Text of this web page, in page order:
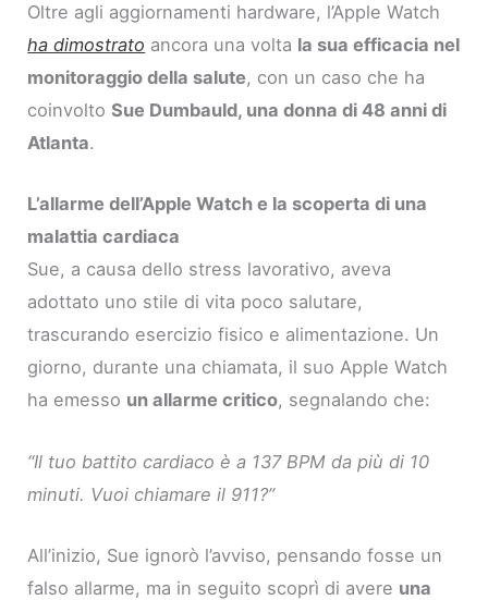
Oltre agli aggiornamenti hardware, l’Apple Watch
ha dimostrato ancora una volta la sua efficacia nel
monitoraggio della salute, con un caso che ha
coinvoltoSue Dumbauld, una donna di 48 anni di
Atlanta.
L’allarme dell’Apple Watch e la scoperta di una
malattia cardiaca
Sue, a causa dello stress lavorativo, aveva
adottato uno stile di vita poco salutare,
trascurando esercizio fisico e alimentazione. Un
giorno, durante una chiamata, il suo Apple Watch
ha emesso un allarme critico, segnalando che:
“Il tuo battito cardiaco è a 137 BPM da più di 10
minuti. Vuoi chiamare il 911?”
All’inizio, Sue ignorò l’avviso, pensando fosse un
falso allarme, ma in seguito scoprì di avere una